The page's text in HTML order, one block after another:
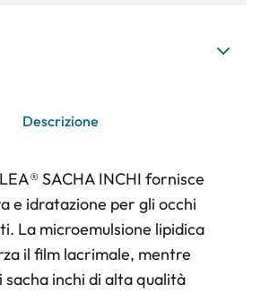
Descrizione
SACHA INCHI fornisce
e idratazione per gli occhi
La microemulsione lipidica
il film lacrimale, mentre
sacha inchi di alta qualità